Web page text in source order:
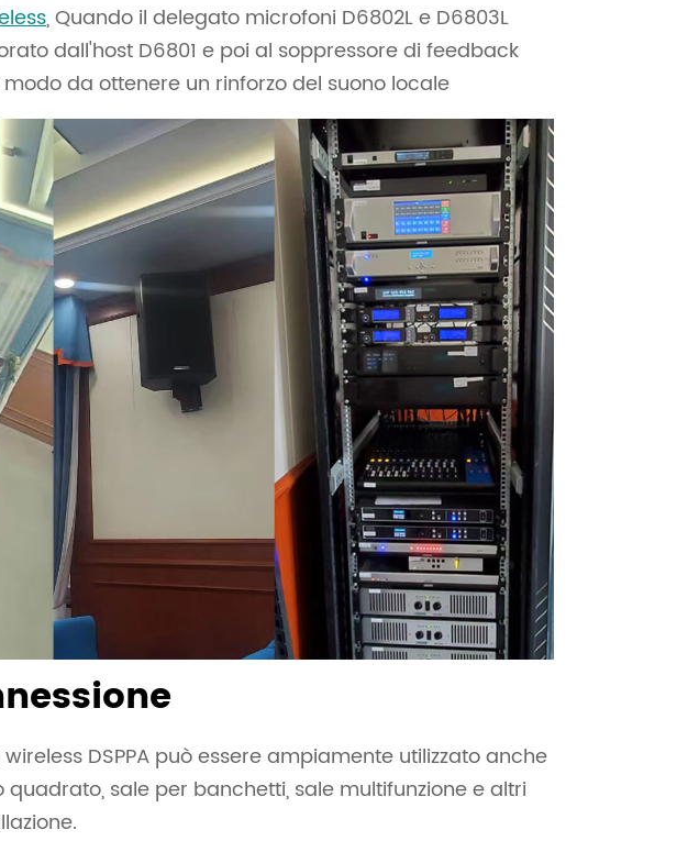
, Quando il delegato microfoni D6802L e D6803L
dall'host D6801 e poi al soppressore di feedback
da ottenere un rinforzo del suono locale
DSPPA può essere ampiamente utilizzato anche
sale per banchetti, sale multifunzione e altri